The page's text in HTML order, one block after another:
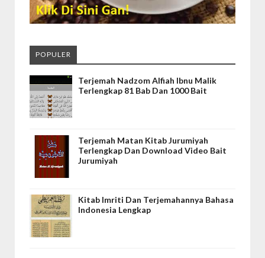
POPULER
Terjemah Nadzom Alfiah Ibnu Malik
Terlengkap 81 Bab Dan 1000 Bait
Terjemah Matan Kitab Jurumiyah
Terlengkap Dan Download Video Bait
Jurumiyah
Kitab Imriti Dan Terjemahannya Bahasa
Indonesia Lengkap